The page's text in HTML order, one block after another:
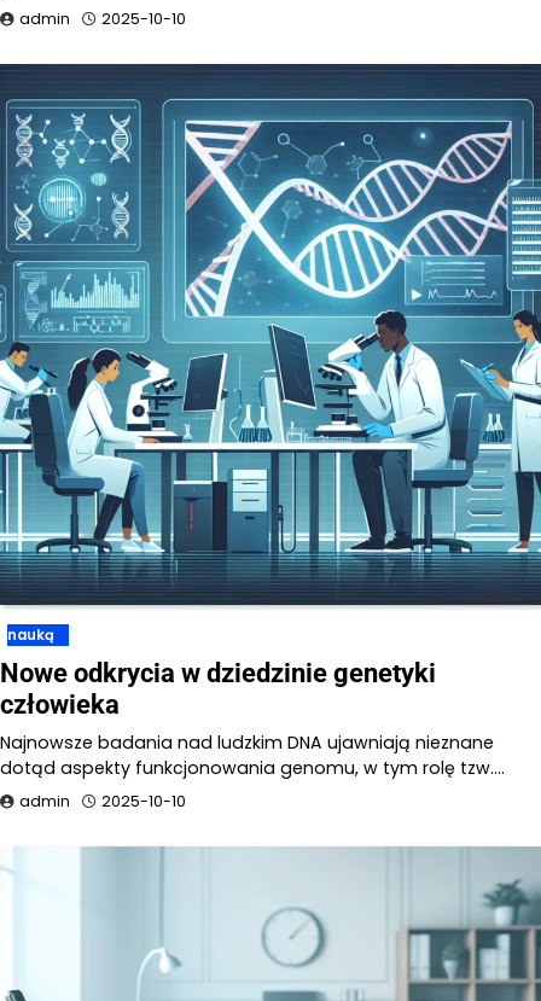
admin 2025-10-10
nauką
Nowe odkrycia w dziedzinie genetyki
człowieka
Najnowsze badania nad ludzkim DNA ujawniają nieznane
dotąd aspekty funkcjonowania genomu, w tym rolę tzw.…
admin 2025-10-10